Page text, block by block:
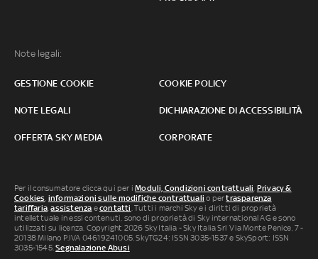
Note legali:
GESTIONE COOKIE COOKIE POLICY
NOTE LEGALI DICHIARAZIONE DI ACCESSIBILITÀ
OFFERTA SKY MEDIA CORPORATE
Per il consumatore clicca qui per iModuli, Condizioni contrattuali, Privacy &
Cookies, informazioni sulle modifiche contrattuali o pertrasparenza
tariffaria,assistenza econtatti. Tutti i marchi Sky e i diritti di proprietà
intellettuale in essi contenuti, sono di proprietà di Sky international AG e sono
utilizzati su licenza. Copyright 2026 Sky Italia - Sky Italia Srl Via Monte Penice, 7 -
20138 Milano P.IVA 04619241005. SkyTG24: ISSN 3035-1537 e SkySport: ISSN
3035-1545.Segnalazione Abusi